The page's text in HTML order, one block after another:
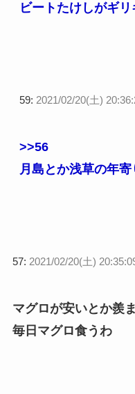
ビートたけしがギ
59: 2021/02/20(土)
>>56
月島とか浅草の年寄
57: 2021/02/20(土)
マグロが安いとか羨
毎日マグロ食うわ